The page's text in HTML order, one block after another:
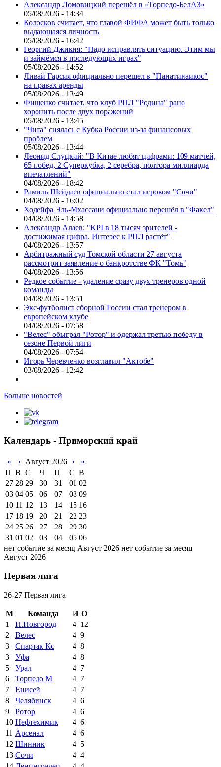
Александр Ломовицкий перешёл в «Торпедо-БелАЗ»
05/08/2026 - 14:34
Колосков считает, что главой ФИФА может быть только
выдающаяся личность
05/08/2026 - 16:42
Георгий Джикия: "Надо исправлять ситуацию. Этим мы
и займёмся в последующих играх"
05/08/2026 - 14:52
Ливай Гарсия официально перешел в "Панатинаикос"
на правах аренды
05/08/2026 - 13:49
Фищенко считает, что клуб РПЛ "Родина" рано
хоронить после двух поражений
05/08/2026 - 13:45
"Чита" снялась с Кубка России из-за финансовых
проблем
05/08/2026 - 13:44
Леонид Слуцкий: "В Китае любят цифрами: 109 матчей,
65 побед, 2 Суперкубка, 2 серебра, полтора миллиарда
впечатлений"
04/08/2026 - 18:42
Рамиль Шейдаев официально стал игроком "Сочи"
04/08/2026 - 16:02
Ходейфа Эль-Мхассани официально перешёл в "Факел"
04/08/2026 - 14:58
Александр Алаев: "KPI в 18 тысяч зрителей -
достижимая цифра. Интерес к РПЛ растёт"
04/08/2026 - 13:57
Арбитражный суд Томской области 27 августа
рассмотрит заявление о банкротстве ФК "Томь"
04/08/2026 - 13:56
Редкое событие - удаление сразу двух тренеров одной
команды
04/08/2026 - 13:51
Экс-футболист сборной России стал тренером в
европейском клубе
04/08/2026 - 07:58
"Велес" обыграл "Ротор" и одержал третью победу в
сезоне Первой лиги
04/08/2026 - 07:54
Игорь Черевченко возглавил "Актобе"
03/08/2026 - 12:42
Больше новостей
Календарь - Приморский край
« ‹ Август 2026 ›
»
П В С Ч П С В
27 28 29 30 31 01 02
03 04 05 06 07 08 09
10 11 12 13 14 15 16
17 18 19 20 21 22 23
24 25 26 27 28 29 30
31 01 02 03 04 05 06
нет событие за месяц Август 2026 нет событие за месяц
Август 2026
Первая лига
26-27 Первая лига
М Команда И О
1
Н.Новгород 4 12
2
Велес 4 9
3
Спартак Кс 4 8
3
Уфа 4 8
5
Урал 4 7
6
Торпедо М 4 7
7
Енисей 4 7
8
Челябинск 4 6
9
Ротор 4 6
10 Нефтехимик 4 6
11 Арсенал 4 6
12 Шинник 4 5
13 Сочи 4 4